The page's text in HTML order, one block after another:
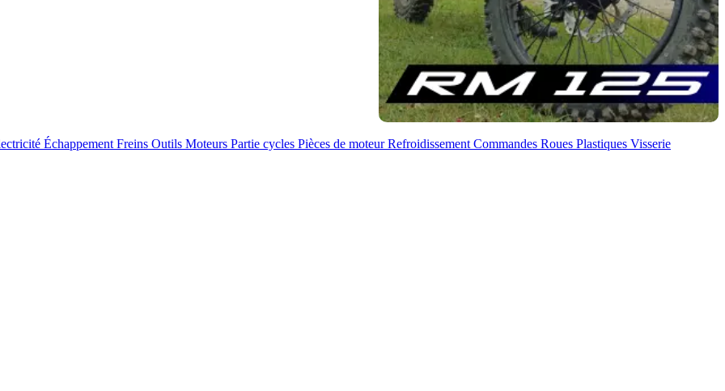
Échappement Freins Outils Moteurs Partie cycles Pièces de moteurRefroidissement Commandes Roues Plastiques Visserie